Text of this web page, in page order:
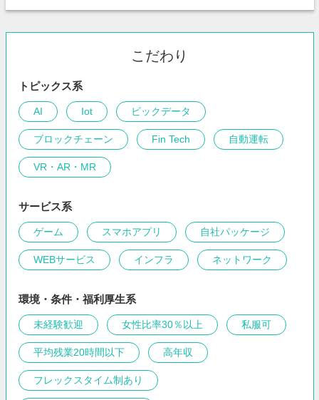
こだわり
トピックス系
AI Iot ビックデータ
ブロックチェーン Fin Tech 自動運転
VR・AR・MR
サービス系
ゲーム スマホアプリ 自社パッケージ
WEBサービス インフラ ネットワーク
環境・条件・福利厚生系
未経験歓迎 女性比率30％以上 私服可
平均残業20時間以下 高年収
フレックスタイム制あり